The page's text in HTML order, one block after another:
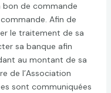
bon de commande
Afin de
le traitement de sa
sa banque afin
au montant de sa
de l’Association
sont communiquées